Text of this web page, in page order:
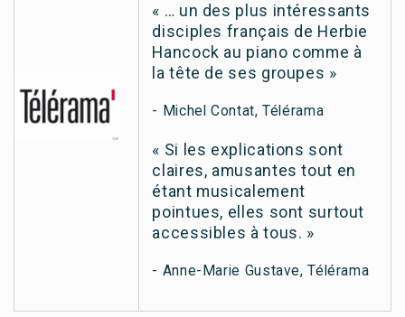
« … un des plus intéressants
disciples français de Herbie
Hancock au piano comme à
la tête de ses groupes »
- Michel Contat, Télérama
« Si les explications sont
claires, amusantes tout en
étant musicalement
pointues, elles sont surtout
accessibles à tous. »
- Anne-Marie Gustave, Télérama